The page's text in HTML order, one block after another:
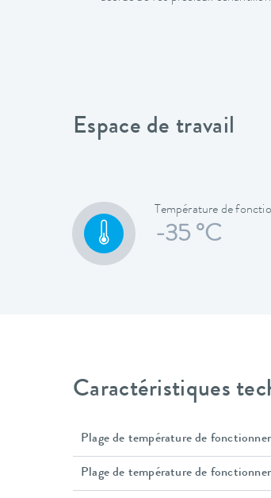
Espace de travail
Température de
-35 °C
Caractéristiques
Plage de température de
Plage de température de